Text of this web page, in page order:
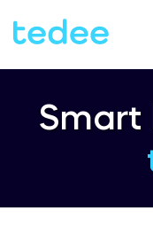
HOE HET
Smart